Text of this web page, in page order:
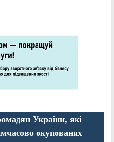
України, які
окупованих